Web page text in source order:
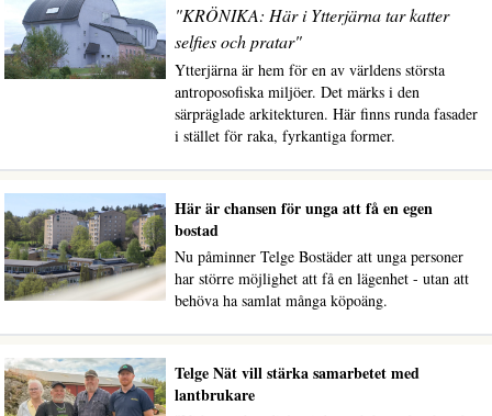
"KRÖNIKA: Här i Ytterjärna tar katter
selfies och pratar"
Ytterjärna är hem för en av världens största
antroposofiska miljöer. Det märks i den
särpräglade arkitekturen. Här finns runda fasader
i stället för raka, fyrkantiga former.
Här är chansen för unga att få en egen
bostad
Nu påminner Telge Bostäder att unga personer
har större möjlighet att få en lägenhet - utan att
behöva ha samlat många köpoäng.
Telge Nät vill stärka samarbetet med
lantbrukare